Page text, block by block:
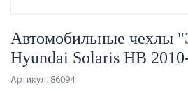
Автомобильные чехлы
Hyundai Solaris HB
Артикул: 86094